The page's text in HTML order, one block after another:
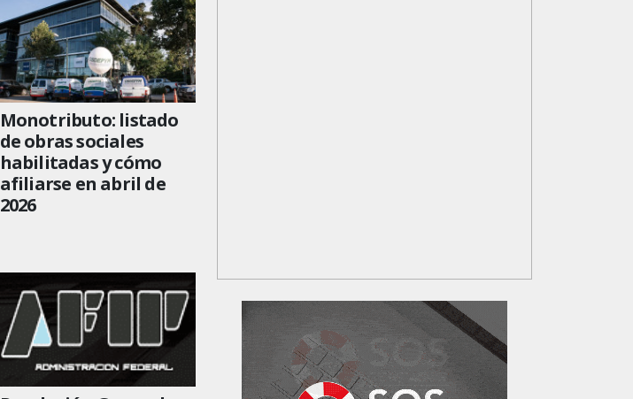
Monotributo: listado
de obras sociales
habilitadas y cómo
afiliarse en abril de
2026